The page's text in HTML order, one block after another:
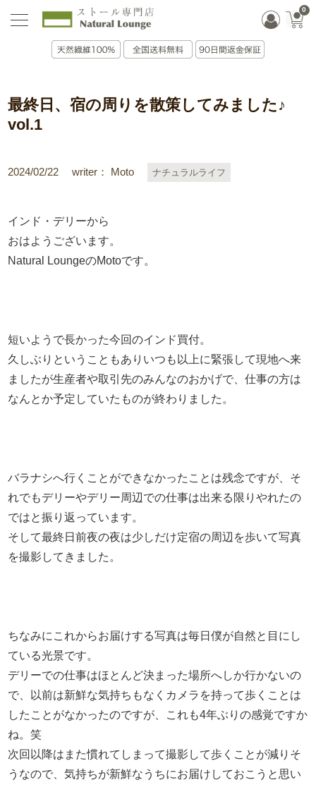
0
2024/02/22 writer： Moto ナチュラルライフ
最終日、宿の周りを散策してみました♪
vol.1
インド・デリーから
おはようございます。
Natural LoungeのMotoです。
短いようで長かった今回のインド買付。
久しぶりということもありいつも以上に緊張して現地へ来
ましたが生産者や取引先のみんなのおかげで、仕事の方は
なんとか予定していたものが終わりました。
バラナシへ行くことができなかったことは残念ですが、そ
れでもデリーやデリー周辺での仕事は出来る限りやれたの
ではと振り返っています。
そして最終日前夜の夜は少しだけ定宿の周辺を歩いて写真
を撮影してきました。
ちなみにこれからお届けする写真は毎日僕が自然と目にし
ている光景です。
デリーでの仕事はほとんど決まった場所へしか行かないの
で、以前は新鮮な気持ちもなくカメラを持って歩くことは
したことがなかったのですが、これも4年ぶりの感覚ですか
ね。笑
次回以降はまた慣れてしまって撮影して歩くことが減りそ
うなので、気持ちが新鮮なうちにお届けしておこうと思い